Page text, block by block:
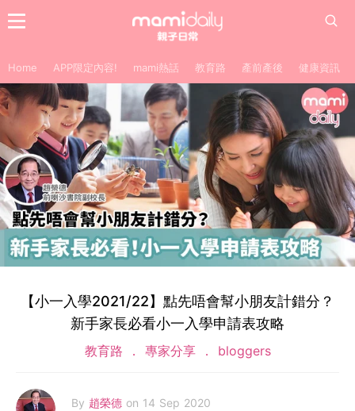
Home APP限定內容! mami熱話 教育路 產前產後 健康資訊
【小一入學2021/22】點先唔會幫小朋友計錯分？
新手家長必看小一入學申請表攻略
教育路 專家分享 bloggers
By 趙榮德 on 14 Sep 2020